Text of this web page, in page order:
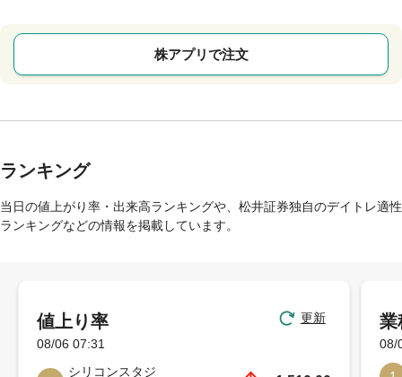
株アプリで注文
ランキング
当日の値上がり率・出来高ランキングや、松井証券独自のデイトレ適性
ランキングなどの情報を掲載しています。